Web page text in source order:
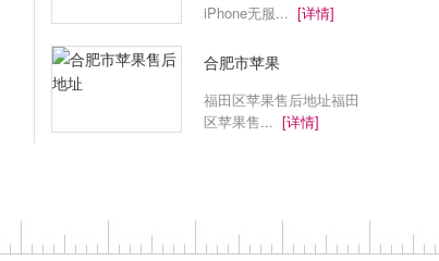
iPhone无服... [详情]
合肥市苹果
福田区苹果售后地址福田
区苹果售... [详情]